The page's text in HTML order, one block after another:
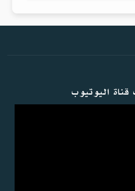
اليوتيوب